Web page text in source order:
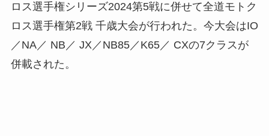
ロス選手権シリーズ2024第5戦に併せて全道モトク
ロス選手権第2戦 千歳大会が行われた。今大会はIO
／NA／ NB／ JX／NB85／K65／ CXの7クラスが
併載された。